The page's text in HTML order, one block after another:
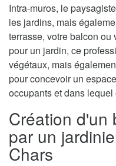
Intra-muros, le
les jardins, mais
terrasse, votre balcon ou
pour un jardin, ce
végétaux, mais
pour concevoir un
occupants et dans
Création d'un
par un
Chars